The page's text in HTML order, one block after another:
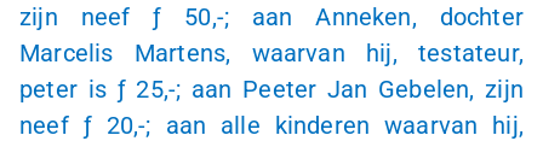
zijn neefƒ 50,-; aan Anneken, dochter
Marcelis Martens, waarvan hij, testateur,
peter is ƒ 25,-; aan Peeter Jan Gebelen, zijn
neef ƒ 20,-; aan alle kinderen waarvan hij,